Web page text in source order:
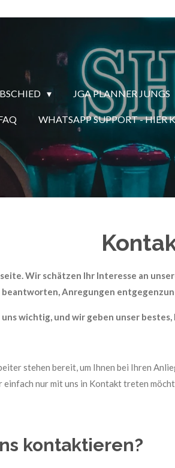
JGA PLANNER JUNGS
WHATSAPP SUPPORT - HIER
Wir schätzen Ihr Interesse an
beantworten, Anregungen
wichtig, und wir geben unser
stehen bereit, um Ihnen bei Ihren
nur mit uns in Kontakt treten
kontaktieren?